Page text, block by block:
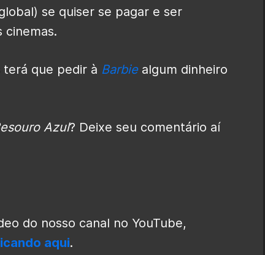
se quiser se pagar e ser
cinemas.
terá que pedir à Barbiealgum dinheiro
Azul? Deixe seu comentário aí
do nosso canal no YouTube,
aqui.